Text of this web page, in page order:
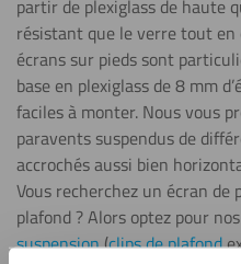
partir de plexiglass de haute
résistant que le verre tout en
écrans sur pieds sont
base en plexiglass de 8 mm
faciles à monter. Nous vous
paravents suspendus de
accrochés aussi bien
Vous recherchez un écran de
plafond ? Alors optez pour nos
suspension(clips de plafond